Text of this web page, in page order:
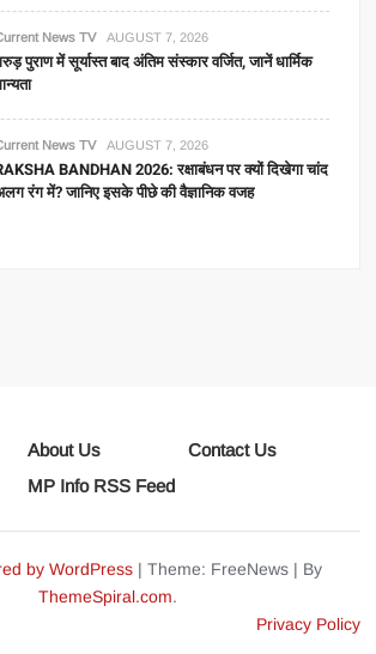
News TV AUGUST 7, 2026
पुराण में सूर्यास्त बाद अंतिम संस्कार वर्जित, जानें धार्मिक
News TV AUGUST 7, 2026
BANDHAN 2026: रक्षाबंधन पर क्यों दिखेगा चांद
रंग में? जानिए इसके पीछे की वैज्ञानिक वजह
About Us
Contact Us
MP Info RSS Feed
by WordPress | Theme: FreeNews | By
ThemeSpiral.com.
Privacy Policy